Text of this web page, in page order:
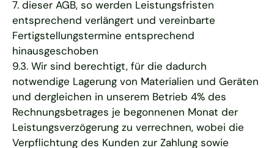
7. dieser AGB, so werden Leistungsfristen
entsprechend verlängert und vereinbarte
Fertigstellungstermine entsprechend
hinausgeschoben
9.3. Wir sind berechtigt, für die dadurch
notwendige Lagerung von Materialien und Geräten
und dergleichen in unserem Betrieb 4% des
Rechnungsbetrages je begonnenen Monat der
Leistungsverzögerung zu verrechnen, wobei die
Verpflichtung des Kunden zur Zahlung sowie